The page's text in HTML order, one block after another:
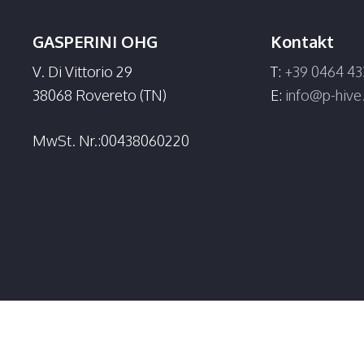
GASPERINI OHG
V. Di Vittorio 29
38068 Rovereto (TN)
MwSt. Nr.:00438060220
Kontakt
T: +39 0464
E: info@p-